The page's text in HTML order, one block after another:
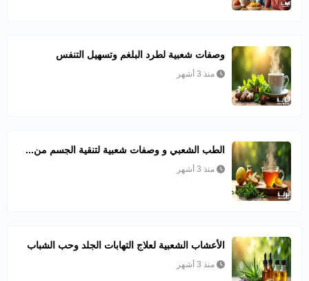
وصفات شعبية لطرد البلغم وتسهيل التنفس
منذ 3 أشهر
الطب الشعبي و وصفات شعبية لتنقية الجسم من...
منذ 3 أشهر
الأعشاب الشعبية لعلاج التهابات الجلد وحب الشباب
منذ 3 أشهر